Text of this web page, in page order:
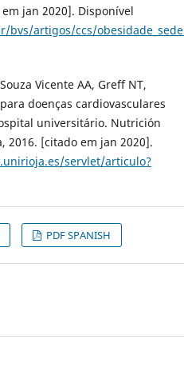
jan 2020]. Disponível
bvs/artigos/ccs/
Vicente AA, Greff NT,
doenças cardiovasculares
universitário. Nutrición
2016. [citado em jan 2020].
servlet/articulo?
PDF SPANISH